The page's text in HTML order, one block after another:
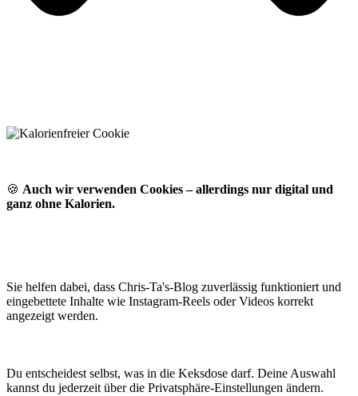
🍪 Auch wir verwenden Cookies – allerdings nur digital und
ganz ohne Kalorien.
Sie helfen dabei, dass Chris-Ta's-Blog zuverlässig funktioniert und
eingebettete Inhalte wie Instagram-Reels oder Videos korrekt
angezeigt werden.
Du entscheidest selbst, was in die Keksdose darf. Deine Auswahl
kannst du jederzeit über die Privatsphäre-Einstellungen ändern.